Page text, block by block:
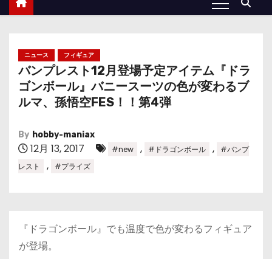
ニュース フィギュア
バンプレスト12月登場予定アイテム『ドラ
ゴンボール』バニースーツの色が変わるブ
ルマ、孫悟空FES！！第4弾
By hobby-maniax
12月 13, 2017 #new , #ドラゴンボール ,
#バンプ
レスト
, #プライズ
『ドラゴンボール』でも温度で色が変わるフィギュア
が登場。